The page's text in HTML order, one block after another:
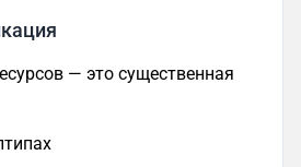
— это существенная